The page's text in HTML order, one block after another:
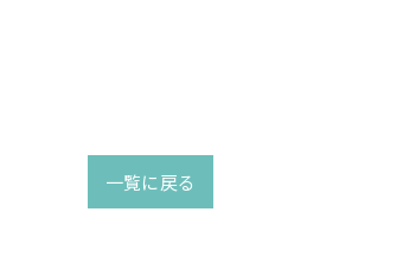
一覧に戻る